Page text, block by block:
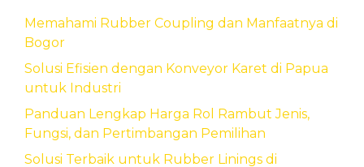
Memahami Rubber Coupling dan Manfaatnya di
Bogor
Solusi Efisien dengan Konveyor Karet di Papua
untuk Industri
Panduan Lengkap Harga Rol Rambut Jenis,
Fungsi, dan Pertimbangan Pemilihan
Solusi Terbaik untuk Rubber Linings di